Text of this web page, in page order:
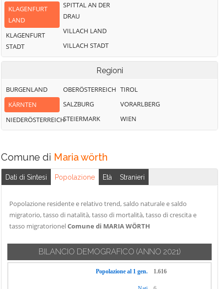
KLAGENFURT
LAND
KLAGENFURT
STADT
SPITTAL AN DER
DRAU
VILLACH LAND
VILLACH STADT
Regioni
BURGENLAND
KÄRNTEN
NIEDERÖSTERREICH
OBERÖSTERREICH
SALZBURG
STEIERMARK
TIROL
VORARLBERG
WIEN
Comune di Maria wörth
Dati di Sintesi Popolazione Età Stranieri
Popolazione residente e relativo trend, saldo naturale e saldo
migratorio, tasso di natalità, tasso di mortalità, tasso di crescita e
tasso migratorionelComune di MARIA WÖRTH
BILANCIO DEMOGRAFICO (ANNO 2021)
Popolazione al 1 gen. 1.616